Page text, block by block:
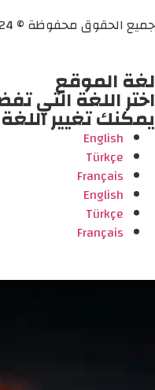
جميع الحقوق محفوظة © 2024
لغة الموقع
اختر اللغة التي
يمكنك تغيير
English
Türkçe
Français
English
Türkçe
Français